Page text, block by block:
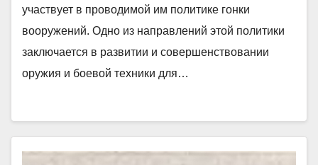
участвует в проводимой им политике гонки
вооружений. Одно из направлений этой политики
заключается в развитии и совершенствовании
оружия и боевой техники для…